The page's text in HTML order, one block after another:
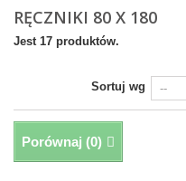
RĘCZNIKI 80 X 180
Jest 17 produktów.
Sortuj wg
Porównaj (0)